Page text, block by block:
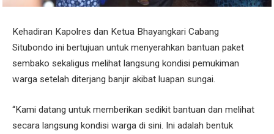
Kehadiran Kapolres dan Ketua Bhayangkari Cabang
Situbondo ini bertujuan untuk menyerahkan bantuan paket
sembako sekaligus melihat langsung kondisi pemukiman
warga setelah diterjang banjir akibat luapan sungai.
“Kami datang untuk memberikan sedikit bantuan dan melihat
secara langsung kondisi warga di sini. Ini adalah bentuk